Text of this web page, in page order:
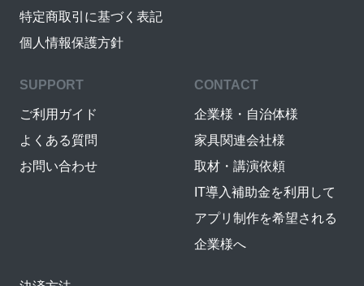
特定商取引に基づく表記
個人情報保護方針
SUPPORT
ご利用ガイド
よくある質問
お問い合わせ
CONTACT
企業様・自治体様
家具関連会社様
取材・講演依頼
IT導入補助金を利用して
アプリ制作を希望される
企業様へ